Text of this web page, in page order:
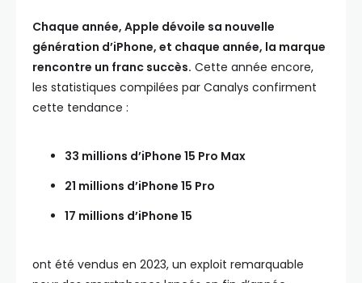
Chaque année, Apple dévoile sa nouvelle
génération d’iPhone, et chaque année, la marque
rencontre un franc succès. Cette année encore,
les statistiques compilées par Canalys confirment
cette tendance :
33 millions d’iPhone 15 Pro Max
21 millions d’iPhone 15 Pro
17 millions d’iPhone 15
ont été vendus en 2023, un exploit remarquable